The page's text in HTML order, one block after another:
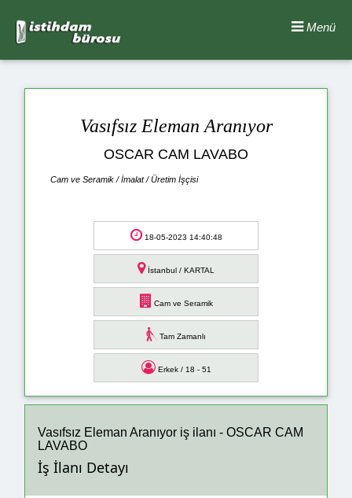
Menü
Vasıfsız Eleman Aranıyor
OSCAR CAM LAVABO
Cam ve Seramik / İmalat / Üretim İşçisi
18-05-2023 14:40:48
İstanbul / KARTAL
Cam ve Seramik
Tam Zamanlı
Erkek / 18 - 51
Vasıfsız Eleman Aranıyor iş ilanı - OSCAR CAM
LAVABO
İş İlanı Detayı